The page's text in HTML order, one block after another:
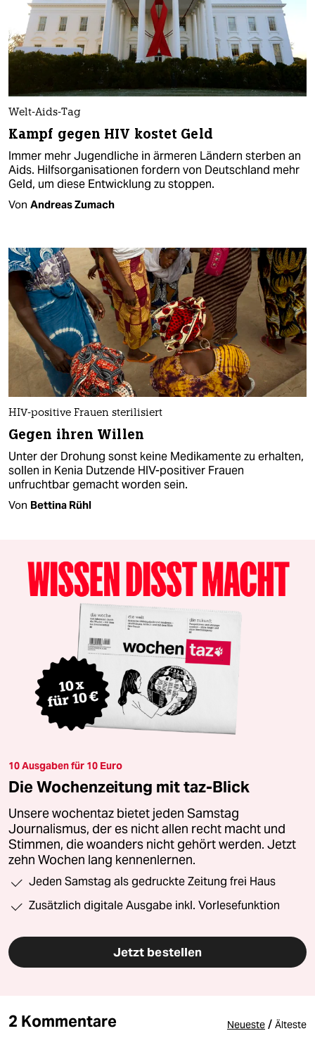
Welt-Aids-Tag
Kampf gegen HIV kostet Geld
Immer mehr Jugendliche in ärmeren Ländern sterben an
Aids. Hilfsorganisationen fordern von Deutschland mehr
Geld, um diese Entwicklung zu stoppen.
Von Andreas Zumach
HIV-positive Frauen sterilisiert
Gegen ihren Willen
Unter der Drohung sonst keine Medikamente zu erhalten,
sollen in Kenia Dutzende HIV-positiver Frauen
unfruchtbar gemacht worden sein.
Von Bettina Rühl
10 Ausgaben für 10 Euro
Die Wochenzeitung mit taz-Blick
Unsere wochentaz bietet jeden Samstag
Journalismus, der es nicht allen recht macht und
Stimmen, die woanders nicht gehört werden. Jetzt
zehn Wochen lang kennenlernen.
Jeden Samstag als gedruckte Zeitung frei Haus
Zusätzlich digitale Ausgabe inkl. Vorlesefunktion
Jetzt bestellen
2 Kommentare Neueste / Älteste